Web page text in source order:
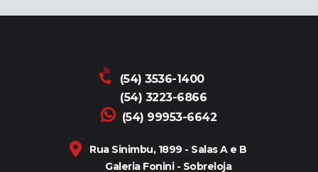
(54) 3536-1400
(54) 3223-6866
(54) 99953-6642
Rua Sinimbu, 1899 - Salas A e B
Galeria Fonini - Sobreloja